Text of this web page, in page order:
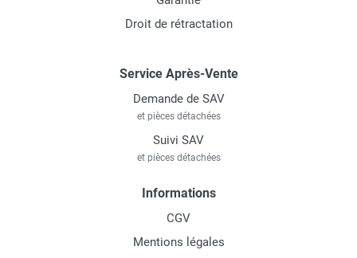
Droit de rétractation
Service Après-Vente
Demande de SAV
et pièces détachées
Suivi SAV
et pièces détachées
Informations
CGV
Mentions légales